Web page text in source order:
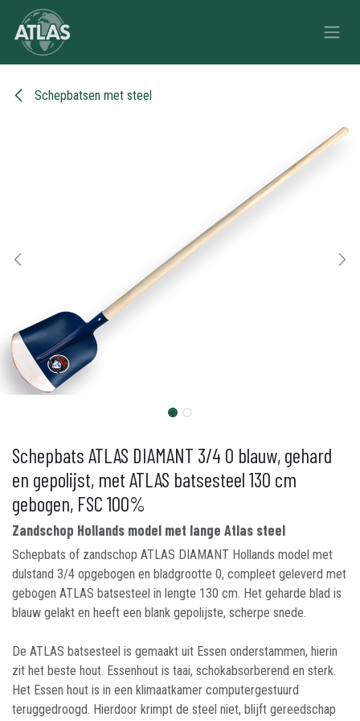
Overslaan naar inhoud
Schepbatsen met steel
Schepbats ATLAS DIAMANT 3/4 0 blauw, gehard
en gepolijst, met ATLAS batsesteel 130 cm
gebogen, FSC 100%
Zandschop Hollands model met lange Atlas steel
Schepbats of zandschop ATLAS DIAMANT Hollands model met
dulstand 3/4 opgebogen en bladgrootte 0, compleet geleverd met
gebogen ATLAS batsesteel in lengte 130 cm. Het geharde blad is
blauw gelakt en heeft een blank gepolijste, scherpe snede.
De ATLAS batsesteel is gemaakt uit Essen onderstammen, hierin
zit het beste hout. Essenhout is taai, schokabsorberend en sterk.
Het Essen hout is in een klimaatkamer computergestuurd
teruggedroogd. Hierdoor krimpt de steel niet, blijft gereedschap